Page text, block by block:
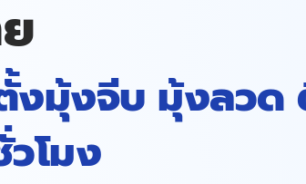
งมุ้งจีบ มุ้งลวด
โมง